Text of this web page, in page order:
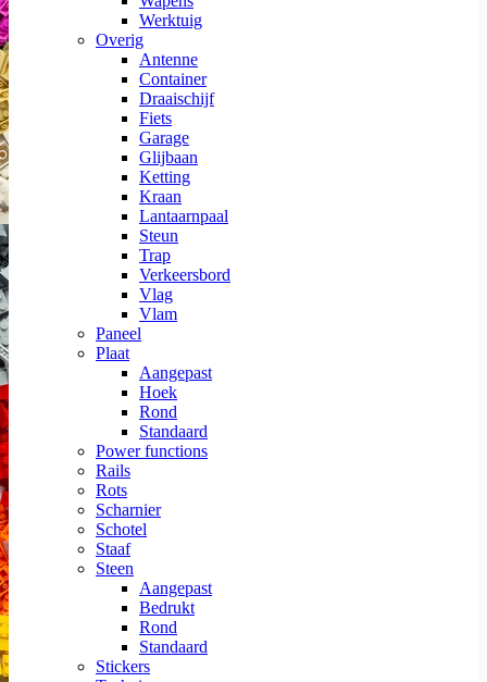
Werktuig
Overig
Antenne
Container
Draaischijf
Fiets
Garage
Glijbaan
Ketting
Kraan
Lantaarnpaal
Steun
Trap
Verkeersbord
Vlag
Vlam
Paneel
Plaat
Aangepast
Hoek
Rond
Standaard
Power functions
Rails
Rots
Scharnier
Schotel
Staaf
Steen
Aangepast
Bedrukt
Rond
Standaard
Stickers